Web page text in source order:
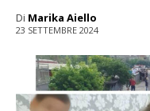
Di Marika Aiello
23 SETTEMBRE 2024